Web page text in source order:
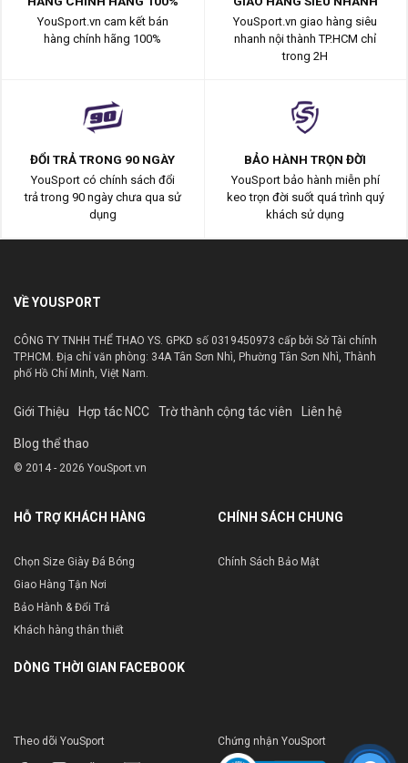
YouSport.vn cam kết bán
hàng chính hãng 100%
YouSport.vn giao hàng siêu
nhanh nội thành TP.HCM chỉ
trong 2H
ĐỔI TRẢ TRONG 90 NGÀY
YouSport có chính sách đổi
trả trong 90 ngày chưa qua sử
dụng
BẢO HÀNH TRỌN ĐỜI
YouSport bảo hành miễn phí
keo trọn đời suốt quá trình quý
khách sử dụng
VỀ YOUSPORT
CÔNG TY TNHH THỂ THAO YS. GPKD số 0319450973 cấp bởi Sở Tài chính
TP.HCM. Địa chỉ văn phòng: 34A Tân Sơn Nhì, Phường Tân Sơn Nhì, Thành
phố Hồ Chí Minh, Việt Nam.
Giới Thiệu Hợp tác NCC Trờ thành cộng tác viên Liên hệ
Blog thể thao
© 2014 - 2026 YouSport.vn
HỖ TRỢ KHÁCH HÀNG
Chọn Size Giày Đá Bóng
Giao Hàng Tận Nơi
Bảo Hành & Đổi Trả
Khách hàng thân thiết
CHÍNH SÁCH CHUNG
Chính Sách Bảo Mật
DÒNG THỜI GIAN FACEBOOK
Theo dõi YouSport Chứng nhận YouSport